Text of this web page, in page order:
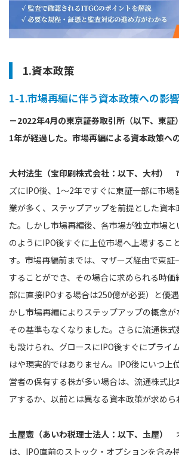
1.資本政策
1-1.市場再編に伴う資本政策への影響
－2022年4月の東京証券取引所（以下、東証
1年が経過した。市場再編による資本政策へ
大村法生（宝印刷株式会社：以下、大村）
ズにIPO後、1～2年ですぐに東証一部に市場
業が多く、ステップアップを前提とした資本
た。しかし市場再編後、各市場が独立市場
のようにIPO後すぐに上位市場へ上場するこ
す。市場再編前までは、マザーズ経由で東
することができ、その場合に求められる時
部に直接IPOする場合は250億が必要）と優
かし市場再編によりステップアップの概念が
その基準もなくなりました。さらに流通株
も設けられ、グロースにIPO後すぐにプライ
はや現実的ではありません。IPO後にいつ上
営者の保有する株が多い場合は、流通株式比
アするか、以前とは異なる資本政策が求めら
圡屋憲（あいわ税理士法人：以下、圡屋）
は、IPO直前のストック・オプションを含み